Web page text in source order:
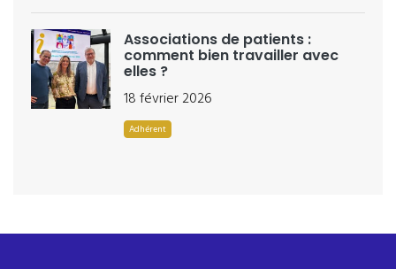
Associations de patients :
comment bien travailler avec
elles ?
18 février 2026
Adhérent